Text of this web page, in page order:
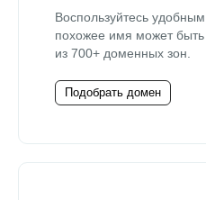
Воспользуйтесь
похожее имя может
из 700+ доменных зон.
Подобрать домен